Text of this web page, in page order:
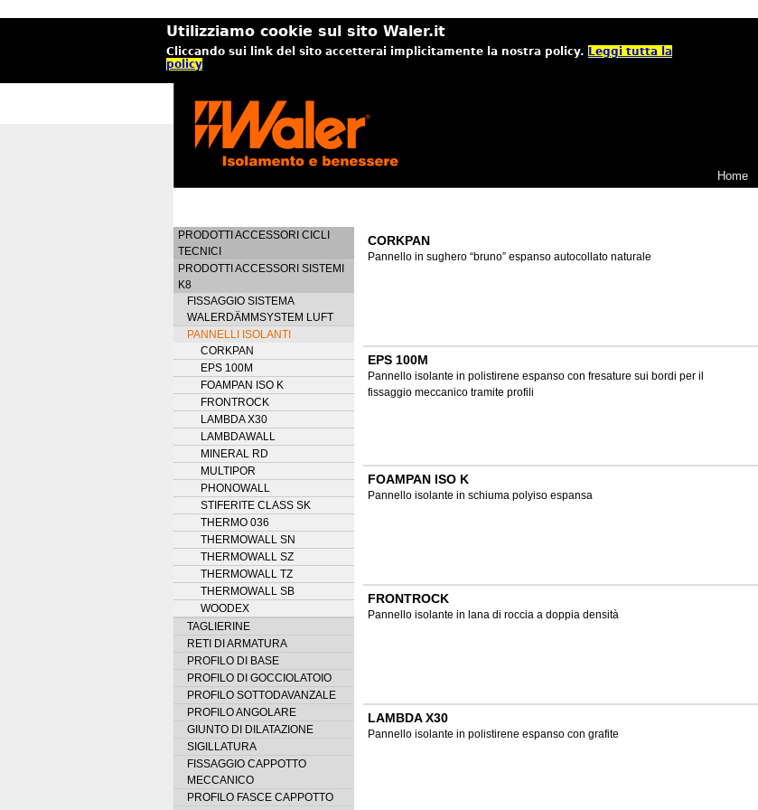
Utilizziamo cookie sul sito Waler.it
Cliccando sui link del sito accetterai implicitamente la nostra policy. Leggi tutta la
policy
Home
CORKPAN
Pannello in sughero “bruno” espanso autocollato naturale
EPS 100M
Pannello isolante in polistirene espanso con fresature sui bordi per il
fissaggio meccanico tramite profili
FOAMPAN ISO K
Pannello isolante in schiuma polyiso espansa
FRONTROCK
Pannello isolante in lana di roccia a doppia densità
LAMBDA X30
Pannello isolante in polistirene espanso con grafite
PRODOTTI ACCESSORI CICLI
TECNICI
PRODOTTI ACCESSORI SISTEMI
K8
FISSAGGIO SISTEMA
WALERDÄMMSYSTEM LUFT
PANNELLI ISOLANTI
CORKPAN
EPS 100M
FOAMPAN ISO K
FRONTROCK
LAMBDA X30
LAMBDAWALL
MINERAL RD
MULTIPOR
PHONOWALL
STIFERITE CLASS SK
THERMO 036
THERMOWALL SN
THERMOWALL SZ
THERMOWALL TZ
THERMOWALL SB
WOODEX
TAGLIERINE
RETI DI ARMATURA
PROFILO DI BASE
PROFILO DI GOCCIOLATOIO
PROFILO SOTTODAVANZALE
PROFILO ANGOLARE
GIUNTO DI DILATAZIONE
SIGILLATURA
FISSAGGIO CAPPOTTO
MECCANICO
PROFILO FASCE CAPPOTTO